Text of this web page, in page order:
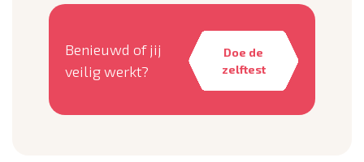
Benieuwd of jij
veilig werkt?
Doe de
zelftest